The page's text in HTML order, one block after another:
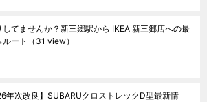
してませんか？新三郷駅から IKEA 新三郷店への最
ート
（31 view）
年次改良】SUBARUクロストレックD型最新情